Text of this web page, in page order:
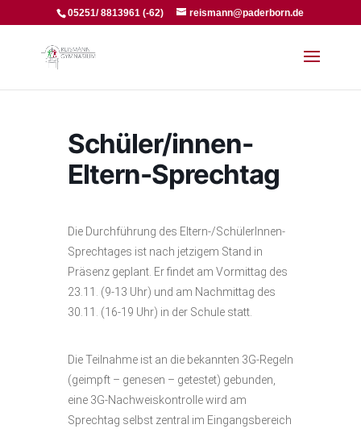
05251/ 8813961 (-62) reismann@paderborn.de
Schüler/innen-
Eltern-Sprechtag
Die Durchführung des Eltern-/SchülerInnen-
Sprechtages ist nach jetzigem Stand in
Präsenz geplant. Er findet am Vormittag des
23.11. (9-13 Uhr) und am Nachmittag des
30.11. (16-19 Uhr) in der Schule statt.
Die Teilnahme ist an die bekannten 3G-Regeln
(geimpft – genesen – getestet) gebunden,
eine 3G-Nachweiskontrolle wird am
Sprechtag selbst zentral im Eingangsbereich